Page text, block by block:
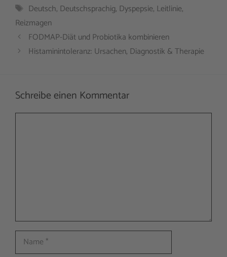
Schlagwörter
Deutsch, Deutschsprachig, Dyspepsie, Leitlinie,
Reizmagen
FODMAP-Diät und Probiotika kombinieren
Histaminintoleranz: Ursachen, Diagnostik & Therapie
Schreibe einen Kommentar
Name